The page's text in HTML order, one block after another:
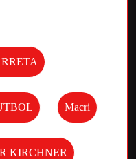
Macri
KIRCHNER